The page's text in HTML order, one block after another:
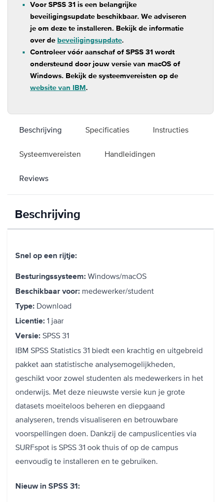
Voor SPSS 31 is een belangrijke
beveiligingsupdate beschikbaar. We adviseren
je om deze te installeren. Bekijk de informatie
over de beveiligingsupdate.
Controleer vóór aanschaf of SPSS 31 wordt
ondersteund door jouw versie van macOS of
Windows. Bekijk de systeemvereisten op de
website van IBM.
Beschrijving Specificaties Instructies
Systeemvereisten Handleidingen
Reviews
Beschrijving
Snel op een rijtje:
Besturingssysteem: Windows/macOS
Beschikbaar voor: medewerker/student
Type: Download
Licentie: 1 jaar
Versie: SPSS 31
IBM SPSS Statistics 31 biedt een krachtig en uitgebreid
pakket aan statistische analysemogelijkheden,
geschikt voor zowel studenten als medewerkers in het
onderwijs. Met deze nieuwste versie kun je grote
datasets moeiteloos beheren en diepgaand
analyseren, trends visualiseren en betrouwbare
voorspellingen doen. Dankzij de campuslicenties via
SURFspot is SPSS 31 ook thuis of op de campus
eenvoudig te installeren en te gebruiken.
Nieuw in SPSS 31: